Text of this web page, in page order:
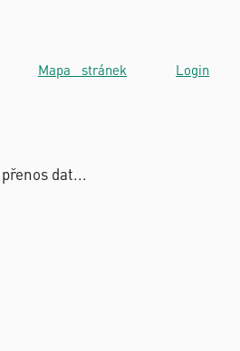
Mapa stránek Login
dat...